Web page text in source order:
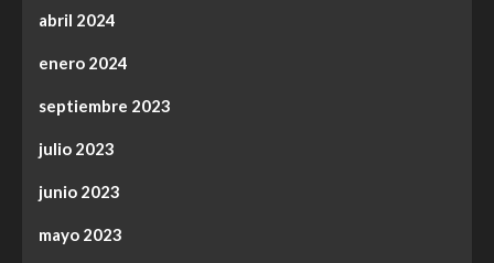
abril 2024
enero 2024
septiembre 2023
julio 2023
junio 2023
mayo 2023